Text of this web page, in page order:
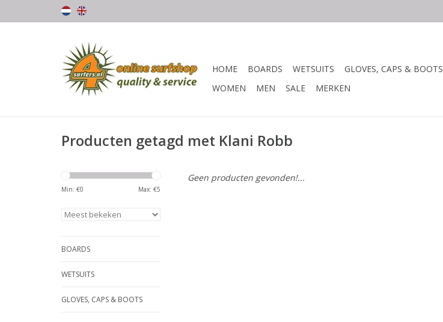
HOME BOARDS WETSUITS GLOVES, CAPS & BOOTS
WOMEN
MEN SALE MERKEN
Producten getagd met Klani Robb
Min: €0 Max: €5
BOARDS
WETSUITS
GLOVES, CAPS & BOOTS
Geen producten gevonden!...